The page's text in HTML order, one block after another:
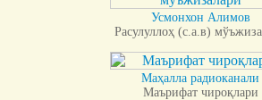
Усмонхон Алимов
Расулуллоҳ (с.а.в)
Маҳалла радиоканали
Маърифат чироқлари